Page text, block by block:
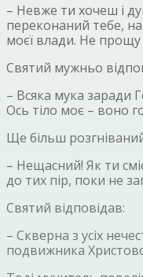
– Невже ти хочеш і
переконаний тебе,
моєї влади. Не прощу
Святий мужньо
– Всяка мука заради
Ось тіло моє – воно
Ще більш
– Нещасний! Як ти
до тих пір, поки не
Святий відповідав:
– Скверна з усіх
подвижника